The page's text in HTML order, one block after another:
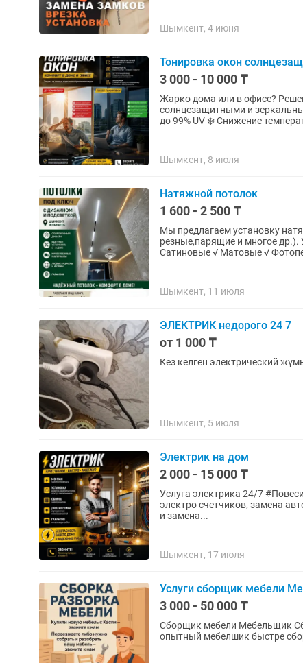
Шымкент, 4 июня
Тонировка окон
3 000 - 10 000 ₸
Жарко дома или в офисе? Решение есть!
солнцезащитными и зеркальными пленками. 🔥 Тонировка
до 99% UV ❄️ Снижение
Шымкент, 8 июля
Натяжной потолок
1 600 - 2 500 ₸
Мы предлагаем установку
резные,парящие и многое др.).
Сатиновые √ Матовые √
Шымкент, 11 июля
ЭЛЕКТРИК недорого 24 7
от 1 000 ₸
Кез келген электрический
Шымкент, 5 июля
Электрик на дом
2 000 - 15 000 ₸
Услуга электрика 24/7 #Повесим люстру,перенесем розетки и выключатели. #Установка
электро счетчиков, замена
и замена...
Шымкент, 17 июля
Услуги сборщик мебели
3 000 - 50 000 ₸
Сборщик мебели Мебельщик
опытный мебелшик быстре